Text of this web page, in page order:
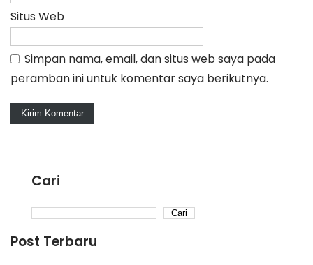
Situs Web
Simpan nama, email, dan situs web saya pada
peramban ini untuk komentar saya berikutnya.
Cari
Cari
Post Terbaru